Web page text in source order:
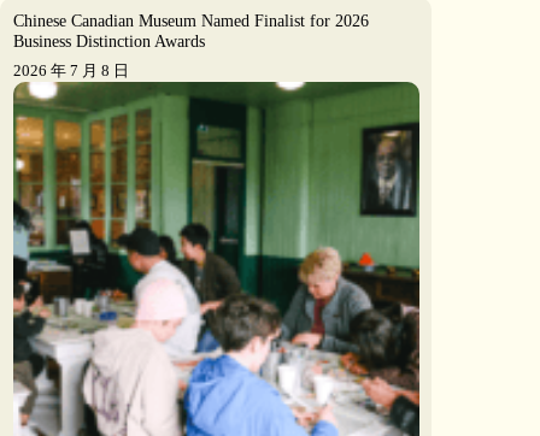
Chinese Canadian Museum Named Finalist for 2026
Business Distinction Awards
2026 年 7 月 8 日